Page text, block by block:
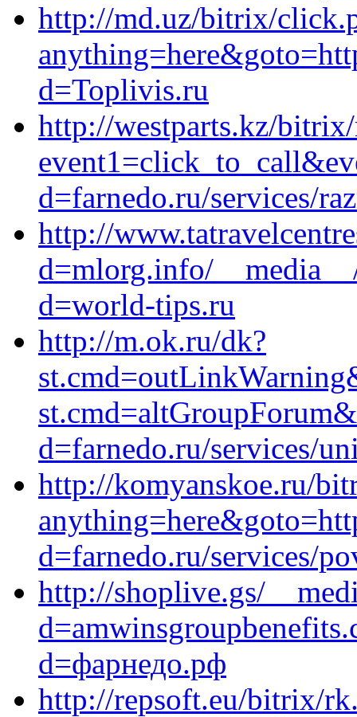
http://md.uz/bitrix/
d=Toplivis.ru
http://westparts.kz/
d=farnedo.ru/services/
http://
d=mlorg.info/
d=world-tips.ru
http://m.ok.ru/dk?
d=farnedo.ru/services/
http://komyanskoe.ru/
d=farnedo.ru/services/
http://shoplive.gs/
d=фарнедо.рф
http://repsoft.eu/bitrix/